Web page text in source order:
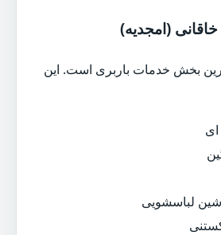
(امجدیه)
بخش خدمات باربری است. این
لباسشویی